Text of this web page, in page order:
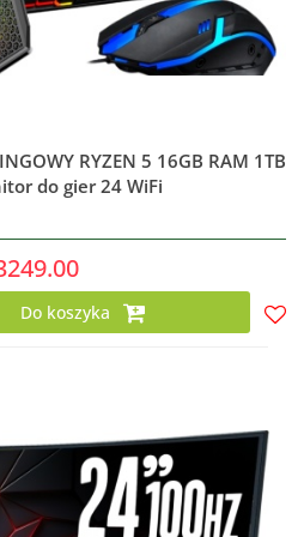
RYZEN 5 16GB RAM 1TB
do gier 24 WiFi
Do koszyka